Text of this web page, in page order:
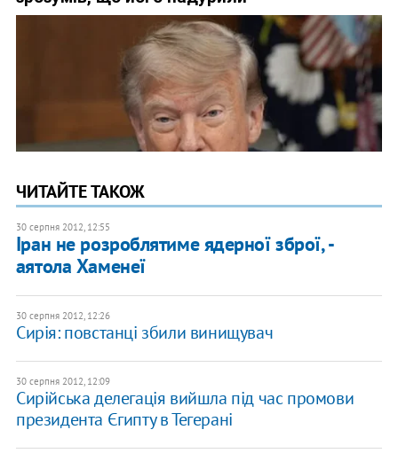
ЧИТАЙТЕ ТАКОЖ
30 серпня 2012, 12:55
Іран не розроблятиме ядерної зброї, -
аятола Хаменеї
30 серпня 2012, 12:26
Сирія: повстанці збили винищувач
30 серпня 2012, 12:09
Сирійська делегація вийшла під час промови
президента Єгипту в Тегерані